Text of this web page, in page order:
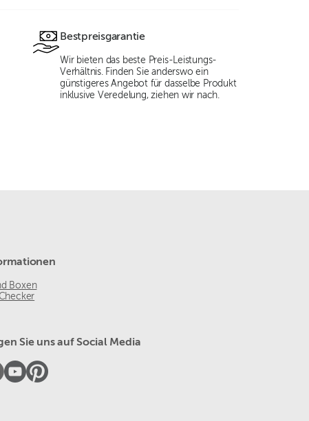
Bestpreisgarantie
Wir bieten das beste Preis-Leistungs-
Verhältnis. Finden Sie anderswo ein
günstigeres Angebot für dasselbe Produkt
inklusive Veredelung, ziehen wir nach.
Boxen
Sie uns auf Social Media